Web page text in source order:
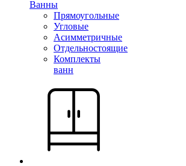
Ванны
Прямоугольные
Угловые
Асимметричные
Отдельностоящие
Комплекты
ванн